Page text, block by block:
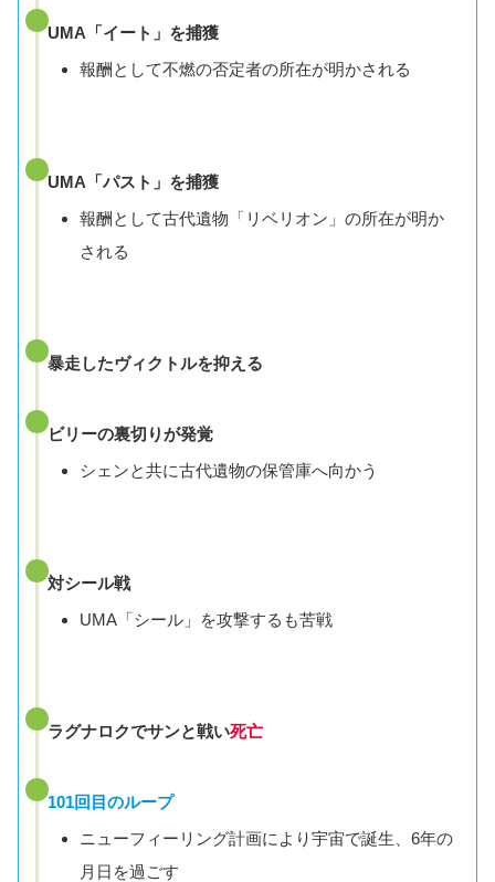
UMA「イート」を捕獲
報酬として不燃の否定者の所在が明かされる
UMA「パスト」を捕獲
報酬として古代遺物「リベリオン」の所在が明か
される
暴走したヴィクトルを抑える
ビリーの裏切りが発覚
シェンと共に古代遺物の保管庫へ向かう
対シール戦
UMA「シール」を攻撃するも苦戦
ラグナロクでサンと戦い死亡
101回目のループ
ニューフィーリング計画により宇宙で誕生、6年の
月日を過ごす